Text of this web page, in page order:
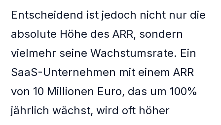
Entscheidend ist jedoch nicht nur die
absolute Höhe des ARR, sondern
vielmehr seine Wachstumsrate. Ein
SaaS-Unternehmen mit einem ARR
von 10 Millionen Euro, das um 100%
jährlich wächst, wird oft höher